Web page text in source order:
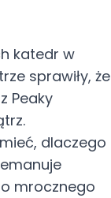
katedr w
sprawiły, że
Peaky
dlaczego
mrocznego